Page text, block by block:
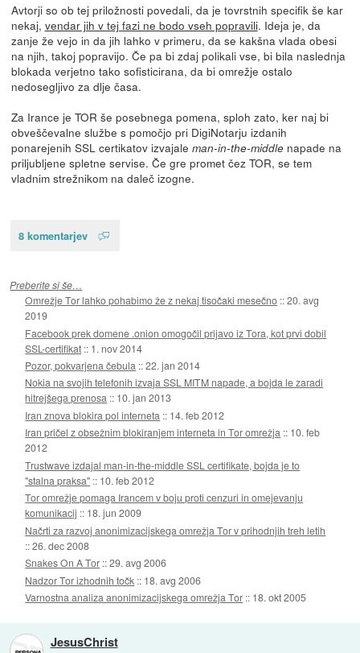
Avtorji so ob tej priložnosti povedali, da je tovrstnih specifik še kar
nekaj, vendar jih v tej fazi ne bodo vseh popravili. Ideja je, da
zanje že vejo in da jih lahko v primeru, da se kakšna vlada obesi
na njih, takoj popravijo. Če pa bi zdaj polikali vse, bi bila naslednja
blokada verjetno tako sofisticirana, da bi omrežje ostalo
nedosegljivo za dlje časa.
Za Irance je TOR še posebnega pomena, sploh zato, ker naj bi
obveščevalne službe s pomočjo pri DigiNotarju izdanih
ponarejenih SSL certikatov izvajale man-in-the-middlenapade na
priljubljene spletne servise. Če gre promet čez TOR, se tem
vladnim strežnikom na daleč izogne.
8 komentarjev
Preberite si še…
Omrežje Tor lahko pohabimo že z nekaj tisočaki mesečno ::20. avg
2019
Facebook prek domene .onion omogočil prijavo iz Tora, kot prvi dobil
SSL-certifikat :: 1. nov 2014
Pozor, pokvarjena čebula ::22. jan 2014
Nokia na svojih telefonih izvaja SSL MITM napade, a bojda le zaradi
hitrejšega prenosa :: 10. jan 2013
Iran znova blokira pol interneta :: 14. feb 2012
Iran pričel z obsežnim blokiranjem interneta in Tor omrežja :: 10. feb
2012
Trustwave izdajal man-in-the-middle SSL certifikate, bojda je to
"stalna praksa" :: 10. feb 2012
Tor omrežje pomaga Irancem v boju proti cenzuri in omejevanju
komunikacij :: 18. jun 2009
Načrti za razvoj anonimizacijskega omrežja Tor v prihodnjih treh letih
::26. dec 2008
Snakes On A Tor ::29. avg 2006
Nadzor Tor izhodnih točk :: 18. avg 2006
Varnostna analiza anonimizacijskega omrežja Tor :: 18. okt 2005
JesusChrist